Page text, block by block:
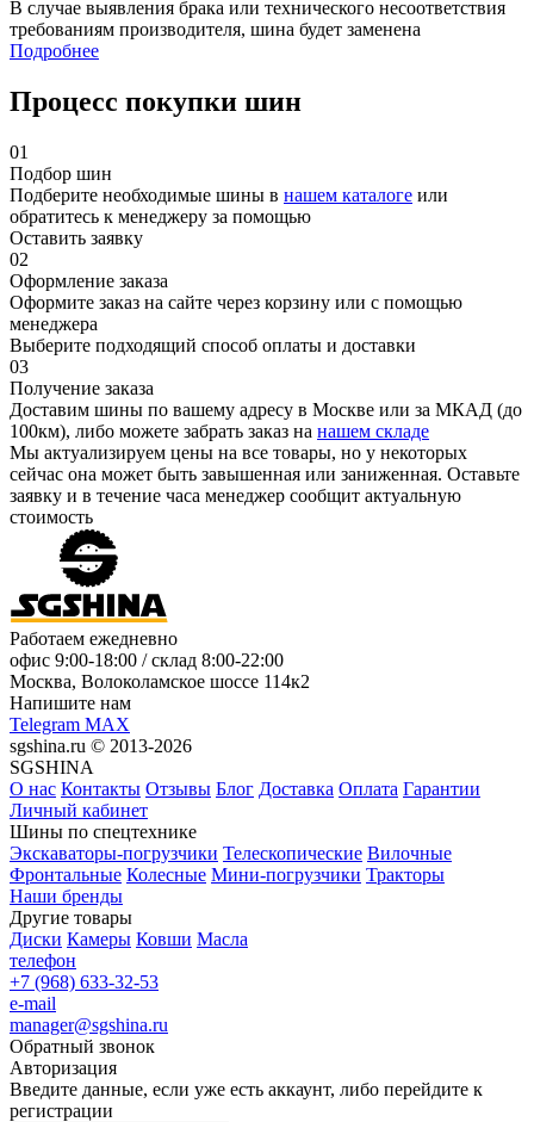
В случае выявления брака или технического несоответствия
требованиям производителя, шина будет заменена
Подробнее
Процесс покупки шин
01
Подбор шин
Подберите необходимые шины в нашем каталоге или
обратитесь к менеджеру за помощью
Оставить заявку
02
Оформление заказа
Оформите заказ на сайте через корзину или с помощью
менеджера
Выберите подходящий способ оплаты и доставки
03
Получение заказа
Доставим шины по вашему адресу в Москве или за МКАД (до
100км), либо можете забрать заказ на нашем складе
Мы актуализируем цены на все товары, но у некоторых
сейчас она может быть завышенная или заниженная. Оставьте
заявку и в течение часа менеджер сообщит актуальную
стоимость
Работаем ежедневно
офис 9:00-18:00 / склад 8:00-22:00
Москва, Волоколамское шоссе 114к2
Напишите нам
Telegram MAX
sgshina.ru © 2013-2026
SGSHINA
О нас Контакты Отзывы Блог Доставка Оплата Гарантии
Личный кабинет
Шины по спецтехнике
Экскаваторы-погрузчики Телескопические Вилочные
Фронтальные Колесные Мини-погрузчики Тракторы
Наши бренды
Другие товары
Диски Камеры Ковши Масла
телефон
+7 (968) 633-32-53
e-mail
manager@sgshina.ru
Обратный звонок
Авторизация
Введите данные, если уже есть аккаунт, либо перейдите к
регистрации